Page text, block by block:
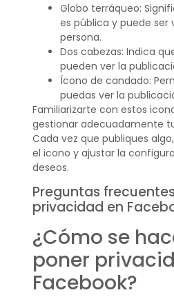
Globo terráqueo:
es pública y puede ser
persona.
Dos cabezas: Indica
pueden ver la
Ícono de candado:
puedas ver la
Familiarizarte con estos
gestionar adecuadamente
Cada vez que publiques
el icono y ajustar la
deseos.
Preguntas
privacidad en
¿Cómo se
poner
Facebook?